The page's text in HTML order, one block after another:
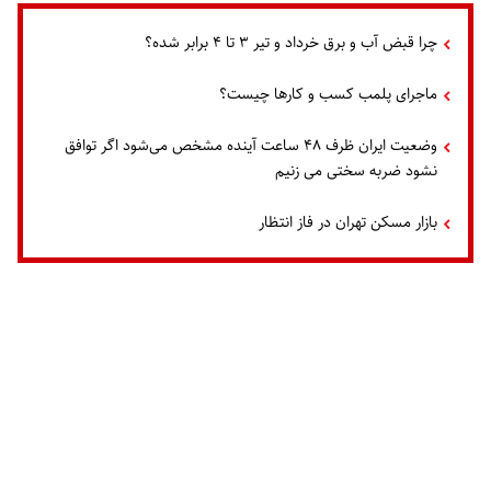
چرا قبض آب و برق خرداد و تیر ۳ تا ۴ برابر شده؟
ماجرای پلمب کسب و کارها چیست؟
وضعیت ایران ظرف ۴۸ ساعت آینده مشخص می‌شود اگر توافق
نشود ضربه سختی می زنیم
بازار مسکن تهران در فاز انتظار